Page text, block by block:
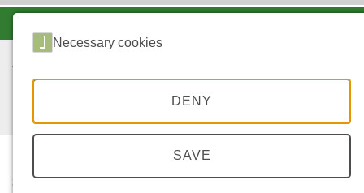
START
...
Necessary cookies
DENY
SAVE